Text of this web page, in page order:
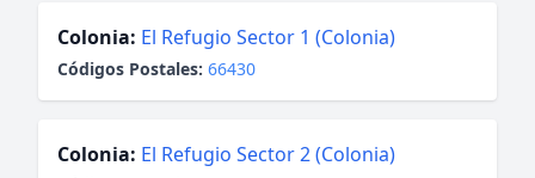
Colonia: El Refugio Sector 1 (Colonia)
Códigos Postales: 66430
Colonia: El Refugio Sector 2 (Colonia)